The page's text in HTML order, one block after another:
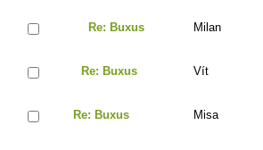
Re: Buxus Milan
Re: Buxus Vít
Re: Buxus Misa